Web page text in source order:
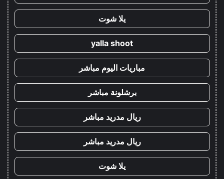
يلا شوت
yalla shoot
مباريات اليوم مباشر
برشلونة مباشر
ريال مدريد مباشر
ريال مدريد مباشر
يلا شوت